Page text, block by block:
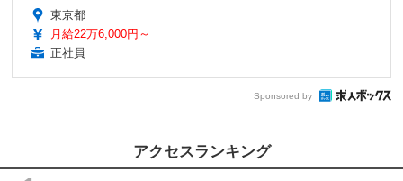
東京都
月給22万6,000円～
正社員
Sponsored by
アクセスランキング